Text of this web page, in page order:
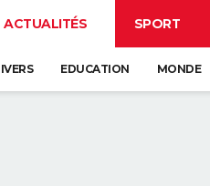
ACTUALITÉS SPORT
EDUCATION MONDE